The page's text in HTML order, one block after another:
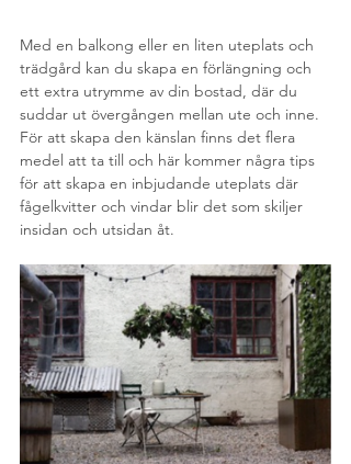
Med en balkong eller en liten uteplats och
trädgård kan du skapa en förlängning och
ett extra utrymme av din bostad, där du
suddar ut övergången mellan ute och inne.
För att skapa den känslan finns det flera
medel att ta till och här kommer några tips
för att skapa en inbjudande uteplats där
fågelkvitter och vindar blir det som skiljer
insidan och utsidan åt.